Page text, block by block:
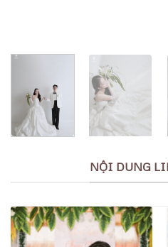
NỘI DUNG